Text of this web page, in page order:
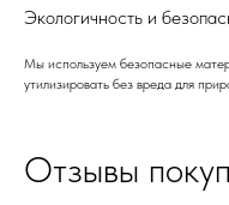
Экологичность и
Мы используем безопасные
утилизировать без вреда для
Отзывы